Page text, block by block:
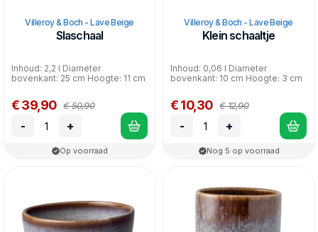
Villeroy & Boch - Lave Beige
Slaschaal
Inhoud: 2,2 l Diameter
bovenkant: 25 cm Hoogte: 11 cm
€ 39,90 € 50,90
- +
Op voorraad
Villeroy & Boch - Lave Beige
Klein schaaltje
Inhoud: 0,06 l Diameter
bovenkant: 10 cm Hoogte: 3 cm
€ 10,30 € 12,90
- +
Nog 5 op voorraad